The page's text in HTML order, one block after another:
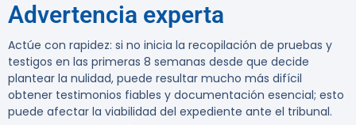
Advertencia experta
Actúe con rapidez: si no inicia la recopilación de pruebas y
testigos en las primeras 8 semanas desde que decide
plantear la nulidad, puede resultar mucho más difícil
obtener testimonios fiables y documentación esencial; esto
puede afectar la viabilidad del expediente ante el tribunal.